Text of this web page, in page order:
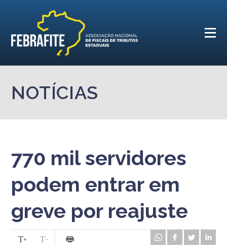
NOTÍCIAS
770 mil servidores
podem entrar em
greve por reajuste